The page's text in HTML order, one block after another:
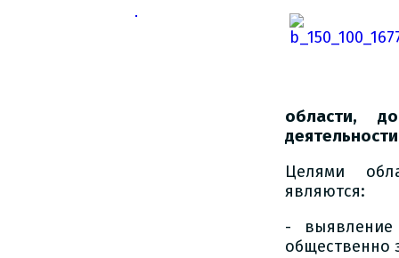
области,
Целями
являются:
-
общественно